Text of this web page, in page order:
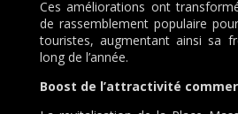
Ces améliorations ont
de rassemblement populaire
touristes, augmentant ainsi sa
long de l’année.
Boost de l’attractivité